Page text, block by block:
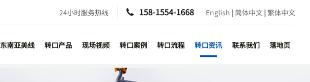
24小时服务热线  158-1554-1668 English | 简体中文 | 繁体中文
东南亚美线 转口产品 现场视频 转口案例 转口流程 转口资讯 联系我们 落地页